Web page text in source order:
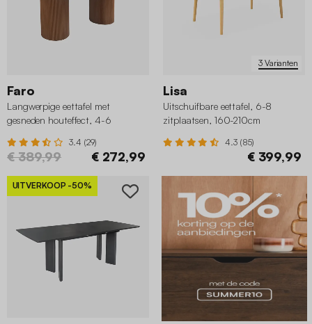
Faro
Langwerpige eettafel met
gesneden houteffect, 4-6
3.4 (29)
€ 389,99 € 272,99
3 Varianten
Lisa
Uitschuifbare eettafel, 6-8
zitplaatsen, 160-210cm
4.3 (85)
€ 399,99
UITVERKOOP -50%